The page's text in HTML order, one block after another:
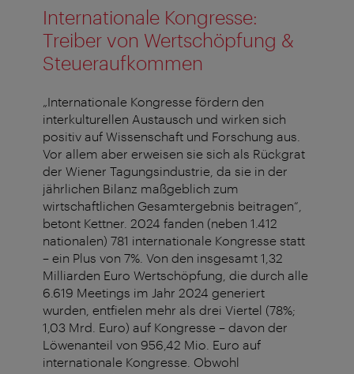
Internationale Kongresse:
Treiber von Wertschöpfung &
Steueraufkommen
„Internationale Kongresse fördern den
interkulturellen Austausch und wirken sich
positiv auf Wissenschaft und Forschung aus.
Vor allem aber erweisen sie sich als Rückgrat
der Wiener Tagungsindustrie, da sie in der
jährlichen Bilanz maßgeblich zum
wirtschaftlichen Gesamtergebnis beitragen“,
betont Kettner. 2024 fanden (neben 1.412
nationalen) 781 internationale Kongresse statt
– ein Plus von 7%. Von den insgesamt 1,32
Milliarden Euro Wertschöpfung, die durch alle
6.619 Meetings im Jahr 2024 generiert
wurden, entfielen mehr als drei Viertel (78%;
1,03 Mrd. Euro) auf Kongresse – davon der
Löwenanteil von 956,42 Mio. Euro auf
internationale Kongresse. Obwohl